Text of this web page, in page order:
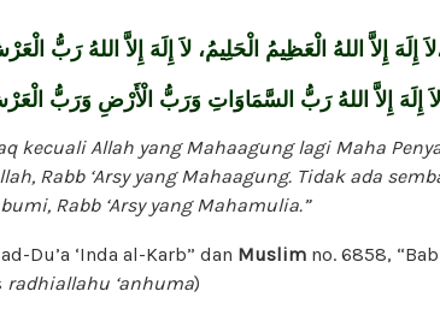
لاَ إِلَهَ إِلاَّ اللهُ الْعَظِيمُ الْحَلِيمُ، لاَ إِلَهَ إِلاَّ اللهُ رَبُّ
لاَ إِلَهَ إِلاَّ اللهُ رَبُّ السَّمَاوَاتِ وَرَبُّ الْأَرْضِ وَرَبُّ
kecuali Allah yang Mahaagung lagi Maha
Rabb ‘Arsy yang Mahaagung. Tidak ada
Rabb ‘Arsy yang Mahamulia.”
Du’a ‘Inda al-Karb” dan Muslim no. 6858,
radhiallahu ‘anhuma)